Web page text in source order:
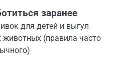
заранее
для детей и выгул
(правила часто